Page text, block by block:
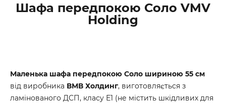
Шафа передпокою Соло VMV
Holding
Маленька шафа передпокою Соло шириною 55 см
від виробника ВМВ Холдинг, виготовляється з
ламінованого ДСП, класу Е1 (не містить шкідливих для